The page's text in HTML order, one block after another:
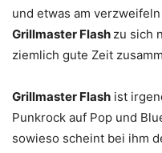
und etwas am verzweifeln
Grillmaster Flash zu sich
ziemlich gute Zeit
Grillmaster Flash ist
Punkrock auf Pop und
sowieso scheint bei ihm